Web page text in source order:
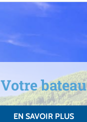
Votre bateau
EN SAVOIR PLUS